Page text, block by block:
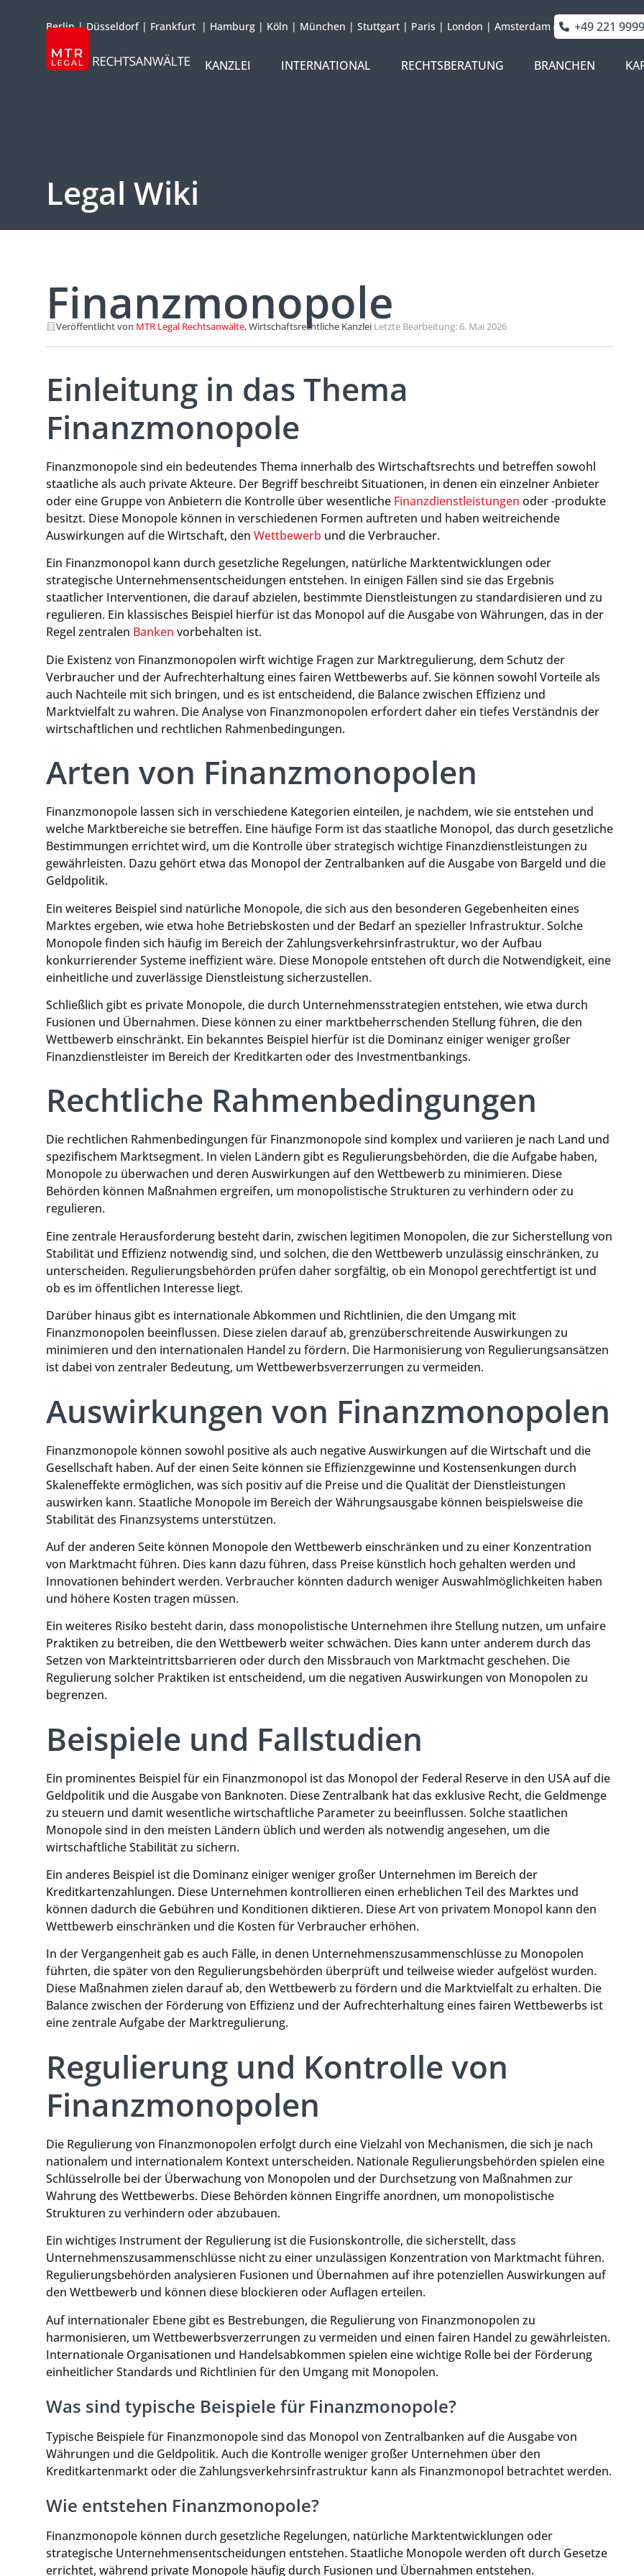
Berlin|Düsseldorf| Frankfurt | Hamburg | Köln | München | Stuttgart | Paris | London | Amsterdam +49 221
KANZLEI
INTERNATIONAL RECHTSBERATUNG BRANCHEN
Legal Wiki
Finanzmonopole
Veröffentlicht von MTR Legal Rechtsanwälte, Wirtschaftsrechtliche Kanzlei·Letzte Bearbeitung: 6. Mai 2026
Einleitung in das Thema
Finanzmonopole
Finanzmonopole sind ein bedeutendes Thema innerhalb des Wirtschaftsrechts und betreffen sowohl
staatliche als auch private Akteure. Der Begriff beschreibt Situationen, in denen ein einzelner Anbieter
oder eine Gruppe von Anbietern die Kontrolle über wesentliche Finanzdienstleistungen oder -produkte
besitzt. Diese Monopole können in verschiedenen Formen auftreten und haben weitreichende
Auswirkungen auf die Wirtschaft, den Wettbewerb und die Verbraucher.
Ein Finanzmonopol kann durch gesetzliche Regelungen, natürliche Marktentwicklungen oder
strategische Unternehmensentscheidungen entstehen. In einigen Fällen sind sie das Ergebnis
staatlicher Interventionen, die darauf abzielen, bestimmte Dienstleistungen zu standardisieren und zu
regulieren. Ein klassisches Beispiel hierfür ist das Monopol auf die Ausgabe von Währungen, das in der
Regel zentralen Banken vorbehalten ist.
Die Existenz von Finanzmonopolen wirft wichtige Fragen zur Marktregulierung, dem Schutz der
Verbraucher und der Aufrechterhaltung eines fairen Wettbewerbs auf. Sie können sowohl Vorteile als
auch Nachteile mit sich bringen, und es ist entscheidend, die Balance zwischen Effizienz und
Marktvielfalt zu wahren. Die Analyse von Finanzmonopolen erfordert daher ein tiefes Verständnis der
wirtschaftlichen und rechtlichen Rahmenbedingungen.
Arten von Finanzmonopolen
Finanzmonopole lassen sich in verschiedene Kategorien einteilen, je nachdem, wie sie entstehen und
welche Marktbereiche sie betreffen. Eine häufige Form ist das staatliche Monopol, das durch gesetzliche
Bestimmungen errichtet wird, um die Kontrolle über strategisch wichtige Finanzdienstleistungen zu
gewährleisten. Dazu gehört etwa das Monopol der Zentralbanken auf die Ausgabe von Bargeld und die
Geldpolitik.
Ein weiteres Beispiel sind natürliche Monopole, die sich aus den besonderen Gegebenheiten eines
Marktes ergeben, wie etwa hohe Betriebskosten und der Bedarf an spezieller Infrastruktur. Solche
Monopole finden sich häufig im Bereich der Zahlungsverkehrsinfrastruktur, wo der Aufbau
konkurrierender Systeme ineffizient wäre. Diese Monopole entstehen oft durch die Notwendigkeit, eine
einheitliche und zuverlässige Dienstleistung sicherzustellen.
Schließlich gibt es private Monopole, die durch Unternehmensstrategien entstehen, wie etwa durch
Fusionen und Übernahmen. Diese können zu einer marktbeherrschenden Stellung führen, die den
Wettbewerb einschränkt. Ein bekanntes Beispiel hierfür ist die Dominanz einiger weniger großer
Finanzdienstleister im Bereich der Kreditkarten oder des Investmentbankings.
Rechtliche Rahmenbedingungen
Die rechtlichen Rahmenbedingungen für Finanzmonopole sind komplex und variieren je nach Land und
spezifischem Marktsegment. In vielen Ländern gibt es Regulierungsbehörden, die die Aufgabe haben,
Monopole zu überwachen und deren Auswirkungen auf den Wettbewerb zu minimieren. Diese
Behörden können Maßnahmen ergreifen, um monopolistische Strukturen zu verhindern oder zu
regulieren.
Eine zentrale Herausforderung besteht darin, zwischen legitimen Monopolen, die zur Sicherstellung von
Stabilität und Effizienz notwendig sind, und solchen, die den Wettbewerb unzulässig einschränken, zu
unterscheiden. Regulierungsbehörden prüfen daher sorgfältig, ob ein Monopol gerechtfertigt ist und
ob es im öffentlichen Interesse liegt.
Darüber hinaus gibt es internationale Abkommen und Richtlinien, die den Umgang mit
Finanzmonopolen beeinflussen. Diese zielen darauf ab, grenzüberschreitende Auswirkungen zu
minimieren und den internationalen Handel zu fördern. Die Harmonisierung von Regulierungsansätzen
ist dabei von zentraler Bedeutung, um Wettbewerbsverzerrungen zu vermeiden.
Auswirkungen von Finanzmonopolen
Finanzmonopole können sowohl positive als auch negative Auswirkungen auf die Wirtschaft und die
Gesellschaft haben. Auf der einen Seite können sie Effizienzgewinne und Kostensenkungen durch
Skaleneffekte ermöglichen, was sich positiv auf die Preise und die Qualität der Dienstleistungen
auswirken kann. Staatliche Monopole im Bereich der Währungsausgabe können beispielsweise die
Stabilität des Finanzsystems unterstützen.
Auf der anderen Seite können Monopole den Wettbewerb einschränken und zu einer Konzentration
von Marktmacht führen. Dies kann dazu führen, dass Preise künstlich hoch gehalten werden und
Innovationen behindert werden. Verbraucher könnten dadurch weniger Auswahlmöglichkeiten haben
und höhere Kosten tragen müssen.
Ein weiteres Risiko besteht darin, dass monopolistische Unternehmen ihre Stellung nutzen, um unfaire
Praktiken zu betreiben, die den Wettbewerb weiter schwächen. Dies kann unter anderem durch das
Setzen von Markteintrittsbarrieren oder durch den Missbrauch von Marktmacht geschehen. Die
Regulierung solcher Praktiken ist entscheidend, um die negativen Auswirkungen von Monopolen zu
begrenzen.
Beispiele und Fallstudien
Ein prominentes Beispiel für ein Finanzmonopol ist das Monopol der Federal Reserve in den USA auf die
Geldpolitik und die Ausgabe von Banknoten. Diese Zentralbank hat das exklusive Recht, die Geldmenge
zu steuern und damit wesentliche wirtschaftliche Parameter zu beeinflussen. Solche staatlichen
Monopole sind in den meisten Ländern üblich und werden als notwendig angesehen, um die
wirtschaftliche Stabilität zu sichern.
Ein anderes Beispiel ist die Dominanz einiger weniger großer Unternehmen im Bereich der
Kreditkartenzahlungen. Diese Unternehmen kontrollieren einen erheblichen Teil des Marktes und
können dadurch die Gebühren und Konditionen diktieren. Diese Art von privatem Monopol kann den
Wettbewerb einschränken und die Kosten für Verbraucher erhöhen.
In der Vergangenheit gab es auch Fälle, in denen Unternehmenszusammenschlüsse zu Monopolen
führten, die später von den Regulierungsbehörden überprüft und teilweise wieder aufgelöst wurden.
Diese Maßnahmen zielen darauf ab, den Wettbewerb zu fördern und die Marktvielfalt zu erhalten. Die
Balance zwischen der Förderung von Effizienz und der Aufrechterhaltung eines fairen Wettbewerbs ist
eine zentrale Aufgabe der Marktregulierung.
Regulierung und Kontrolle von
Finanzmonopolen
Die Regulierung von Finanzmonopolen erfolgt durch eine Vielzahl von Mechanismen, die sich je nach
nationalem und internationalem Kontext unterscheiden. Nationale Regulierungsbehörden spielen eine
Schlüsselrolle bei der Überwachung von Monopolen und der Durchsetzung von Maßnahmen zur
Wahrung des Wettbewerbs. Diese Behörden können Eingriffe anordnen, um monopolistische
Strukturen zu verhindern oder abzubauen.
Ein wichtiges Instrument der Regulierung ist die Fusionskontrolle, die sicherstellt, dass
Unternehmenszusammenschlüsse nicht zu einer unzulässigen Konzentration von Marktmacht führen.
Regulierungsbehörden analysieren Fusionen und Übernahmen auf ihre potenziellen Auswirkungen auf
den Wettbewerb und können diese blockieren oder Auflagen erteilen.
Auf internationaler Ebene gibt es Bestrebungen, die Regulierung von Finanzmonopolen zu
harmonisieren, um Wettbewerbsverzerrungen zu vermeiden und einen fairen Handel zu gewährleisten.
Internationale Organisationen und Handelsabkommen spielen eine wichtige Rolle bei der Förderung
einheitlicher Standards und Richtlinien für den Umgang mit Monopolen.
Was sind typische Beispiele für Finanzmonopole?
Typische Beispiele für Finanzmonopole sind das Monopol von Zentralbanken auf die Ausgabe von
Währungen und die Geldpolitik. Auch die Kontrolle weniger großer Unternehmen über den
Kreditkartenmarkt oder die Zahlungsverkehrsinfrastruktur kann als Finanzmonopol betrachtet werden.
Wie entstehen Finanzmonopole?
Finanzmonopole können durch gesetzliche Regelungen, natürliche Marktentwicklungen oder
strategische Unternehmensentscheidungen entstehen. Staatliche Monopole werden oft durch Gesetze
errichtet, während private Monopole häufig durch Fusionen und Übernahmen entstehen.